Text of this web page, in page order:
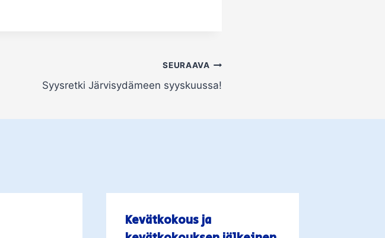
SEURAAVA
Syysretki Järvisydämeen syyskuussa!
Kevätkokous ja